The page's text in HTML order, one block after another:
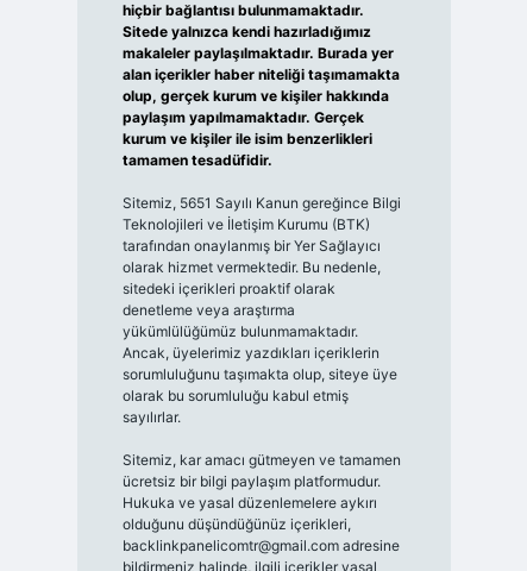
hiçbir bağlantısı bulunmamaktadır.
Sitede yalnızca kendi hazırladığımız
makaleler paylaşılmaktadır. Burada yer
alan içerikler haber niteliği taşımamakta
olup, gerçek kurum ve kişiler hakkında
paylaşım yapılmamaktadır. Gerçek
kurum ve kişiler ile isim benzerlikleri
tamamen tesadüfidir.
Sitemiz, 5651 Sayılı Kanun gereğince Bilgi
Teknolojileri ve İletişim Kurumu (BTK)
tarafından onaylanmış bir Yer Sağlayıcı
olarak hizmet vermektedir. Bu nedenle,
sitedeki içerikleri proaktif olarak
denetleme veya araştırma
yükümlülüğümüz bulunmamaktadır.
Ancak, üyelerimiz yazdıkları içeriklerin
sorumluluğunu taşımakta olup, siteye üye
olarak bu sorumluluğu kabul etmiş
sayılırlar.
Sitemiz, kar amacı gütmeyen ve tamamen
ücretsiz bir bilgi paylaşım platformudur.
Hukuka ve yasal düzenlemelere aykırı
olduğunu düşündüğünüz içerikleri,
backlinkpanelicomtr@gmail.comadresine
bildirmeniz halinde, ilgili içerikler yasal